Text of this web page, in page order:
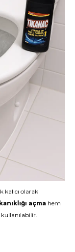
kalıcı olarak
açma hem